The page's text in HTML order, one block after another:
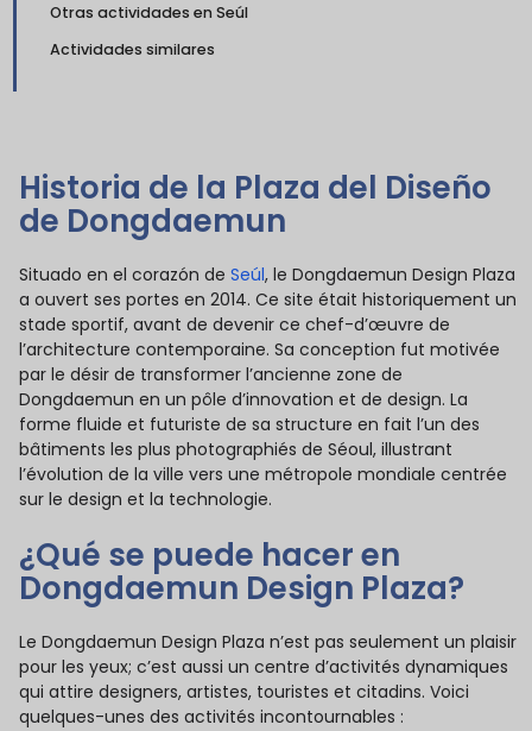
Otras actividades en Seúl
Actividades similares
Historia de la Plaza del Diseño
de Dongdaemun
Situado en el corazón deSeúl, le Dongdaemun Design Plaza
a ouvert ses portes en 2014. Ce site était historiquement un
stade sportif, avant de devenir ce chef-d’œuvre de
l’architecture contemporaine. Sa conception fut motivée
par le désir de transformer l’ancienne zone de
Dongdaemun en un pôle d’innovation et de design. La
forme fluide et futuriste de sa structure en fait l’un des
bâtiments les plus photographiés de Séoul, illustrant
l’évolution de la ville vers une métropole mondiale centrée
sur le design et la technologie.
¿Qué se puede hacer en
Dongdaemun Design Plaza?
Le Dongdaemun Design Plaza n’est pas seulement un plaisir
pour les yeux; c’est aussi un centre d’activités dynamiques
qui attire designers, artistes, touristes et citadins. Voici
quelques-unes des activités incontournables :